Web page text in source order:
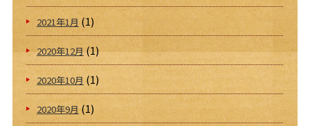
2021年1月 (1)
2020年12月(1)
2020年10月(1)
2020年9月(1)